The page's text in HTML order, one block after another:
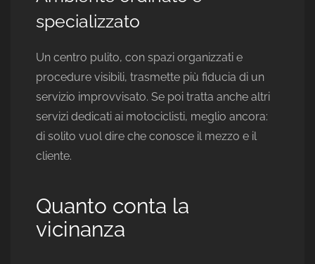
specializzato
Un centro pulito, con spazi organizzati e
procedure visibili, trasmette più fiducia di un
servizio improvvisato. Se poi tratta anche altri
servizi dedicati ai motociclisti, meglio ancora:
di solito vuol dire che conosce il mezzo e il
cliente.
Quanto conta la
vicinanza